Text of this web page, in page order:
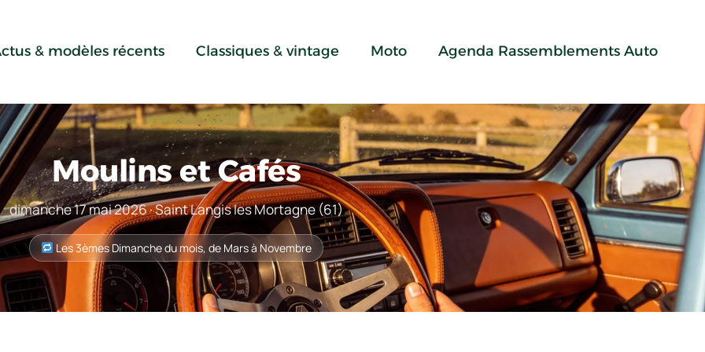
& modèles récents Classiques & vintage Moto Agenda Rassemblements Auto
Moulins et Cafés
dimanche 17 mai 2026 · Saint Langis les Mortagne (61)
Les 3èmes Dimanche du mois, de Mars à Novembre